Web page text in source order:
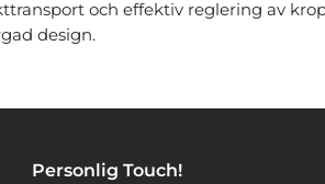
och effektiv reglering av
design.
Personlig Touch!